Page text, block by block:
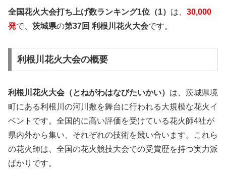
全国花火大会打ち上げ数ランキング1位（1） は、 30,000
発で、 茨城県の第37回 利根川花火大会です。
利根川花火大会の概要
利根川花火大会（とねがわはなびたいかい） は、茨城県境
町にある利根川の河川敷を舞台に行われる大規模な花火イ
ベントです。全国的に高い評価を受けている花火師4社が
県内外から集い、それぞれの技術を競い合います。これら
の花火師は、全国の花火競技大会での受賞歴を持つ実力派
ばかりです。